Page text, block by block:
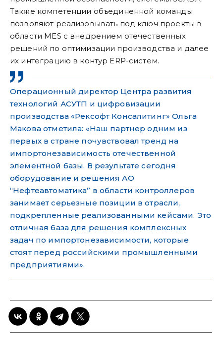
Также компетенции объединенной команды
позволяют реализовывать под ключ проекты в
области MES с внедрением отечественных
решений по оптимизации производства и далее
их интеграцию в контур ERP-систем.
Операционный директор Центра развития
технологий АСУТП и цифровизации
производства «Рексофт Консалитинг» Ольга
Макова отметила: «Наш партнер одним из
первых в стране почувствовал тренд на
импортонезависимость отечественной
элементной базы. В результате сегодня
оборудование и решения АО
“Нефтеавтоматика” в области контроллеров
занимает серьезные позиции в отрасли,
подкрепленные реализованными кейсами. Это
отличная база для решения комплексных
задач по импортонезависимости, которые
стоят перед российскими промышленными
предприятиями».